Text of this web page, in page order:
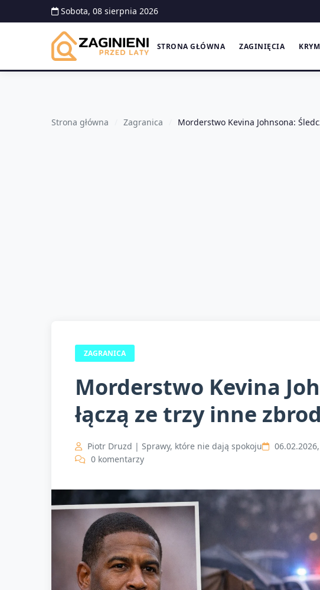
Sobota, 08 sierpnia 2026
STRONA GŁÓWNA ZAGINIĘCIA
Strona główna Zagranica Morderstwo Kevina Johnsona:
ZAGRANICA
Morderstwo Kevina
łączą ze trzy inne
Piotr Druzd | Sprawy, które nie dają spokoju
0 komentarzy